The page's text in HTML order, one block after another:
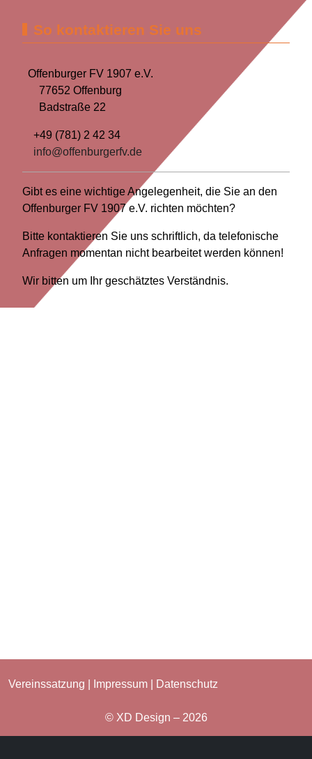
So kontaktieren Sie uns
Offenburger FV 1907 e.V.
77652 Offenburg
Badstraße 22
+49 (781) 2 42 34
info@offenburgerfv.de
Gibt es eine wichtige Angelegenheit, die Sie an den
Offenburger FV 1907 e.V. richten möchten?
Bitte kontaktieren Sie uns schriftlich, da telefonische
Anfragen momentan nicht bearbeitet werden können!
Wir bitten um Ihr geschätztes Verständnis.
Vereinssatzung Impressum Datenschutz
© XD Design – 2026